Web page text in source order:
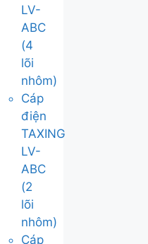
LV-
ABC
(4
lõi
nhôm)
Cáp
điện
TAXING
LV-
ABC
(2
lõi
nhôm)
Cáp